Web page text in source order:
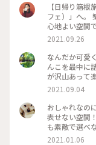
【日帰り箱根
フェ）」へ。 築50年を超える古い建物をリノベーションした
心地よい空間で
築50年を超え
外観や床の風
漂っていて、落ち着きます。
窓からも箱根
🌲 #私のこ
2021.09.26
なんだか可愛
んこを最中に
が沢山あっ
2021.09.04
おしゃれなの
表せない空間
も素敵で選べない
箱根
2021.01.06